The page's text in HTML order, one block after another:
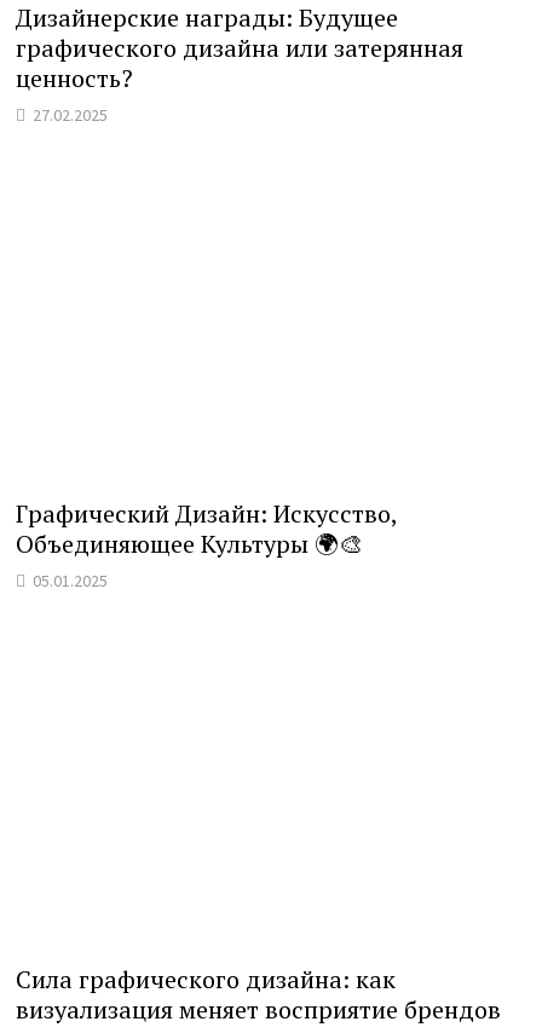
Дизайнерские награды: Будущее
графического дизайна или затерянная
ценность?
27.02.2025
Графический Дизайн: Искусство,
Объединяющее Культуры 🌍🎨
05.01.2025
Сила графического дизайна: как
визуализация меняет восприятие брендов